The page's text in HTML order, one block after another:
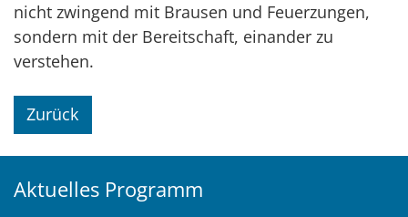
nicht zwingend mit Brausen und Feuerzungen,
sondern mit der Bereitschaft, einander zu
verstehen.
Zurück
Aktuelles Programm